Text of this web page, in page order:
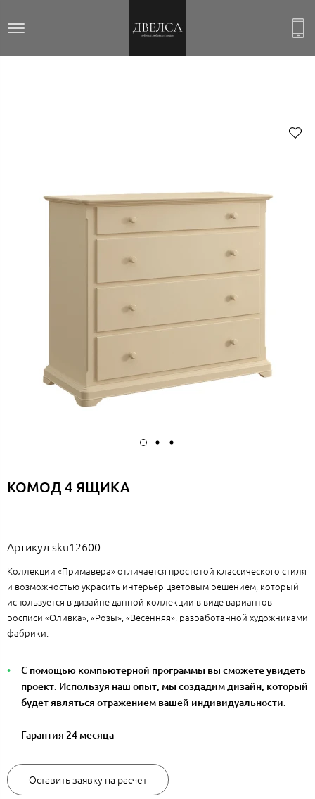
КОМОД 4 ЯЩИКА
Артикул sku12600
Коллекции «Примавера» отличается простотой классического стиля
и возможностью украсить интерьер цветовым решением, который
используется в дизайне данной коллекции в виде вариантов
росписи «Оливка», «Розы», «Весенняя», разработанной художниками
фабрики.
С помощью компьютерной программы вы сможете увидеть
проект. Используя наш опыт, мы создадим дизайн, который
будет являться отражением вашей индивидуальности.
Гарантия 24 месяца
Оставить заявку на расчет